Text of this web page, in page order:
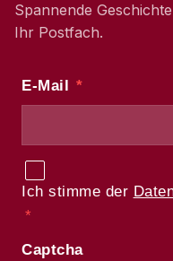
Spannende
Ihr Postfach.